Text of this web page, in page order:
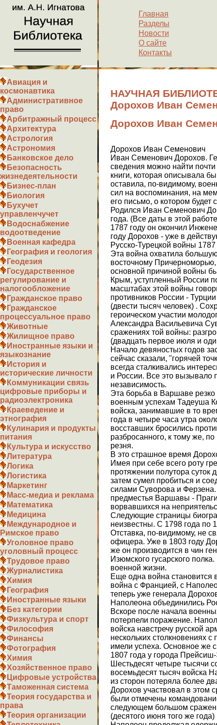
Главная
Разделы
Новости
О сайте
Контакты
Авиация и
космонавтика
Административное
право
Арбитражный процесс
Архитектура
Астрология
Астрономия
Банковское дело
Безопасность
жизнедеятельности
Бизнес-план
Биология
Бухучет
управленчучет
Водоснабжение
водоотведение
Военная кафедра
География и геология
Геодезия
Государственное
регулирование и
налогообложение
Гражданское право
Гражданское
процессуальное право
Животные
Жилищное право
Иностранные языки и
языкознание
История и
исторические личности
Коммуникации связь
цифровые приборы и
радиоэлектроника
Краеведение и
этнография
Кулинария и продукты
питания
Культура и искусство
Литература
Логика
Логистика
Маркетинг
Масс-медиа и реклама
Математика
Медицина
Международное и
Римское право
Уголовное право
уголовный процесс
Трудовое право
Журналистика
Химия
География
Иностранные языки
Без категории
Физкультура и спорт
Философия
Финансы
Фотография
Химия
Хозяйственное право
Цифровые устройства
Таможенная система
Теория государства и
права
Теория организации
НАУЧНАЯ
Доpохов Иван
Доpохов Иван
Доpохов Иван Семенович
Иван Семенович Дорохов.
сведения можно найти
книги, которая описывала
оставила, по-видимому,
сил на воспоминания, на
его письмо, о котором будет
Родился Иван Семенович
года. (Все даты в этой
1787 году он окончил
году Дорохов - уже в
Русско-Турецкой войны 1787
Эта война охватила
восточному
основной причиной войны
Крым, уступленный России
масштабах этой войны
противников России -
(двести тысяч человек) .
героическом участии
Александра Васильевича
сражениях той войны:
(двадцать первое июля и
Начало девяностых годов
сейчас сказали, "горячей
всегда сталкивались
и России. Все это вызывало
независимость.
Эта борьба в Варшаве резко
военным успехам Тадеуша
войска, занимавшие в то
года в четыре часа утра
восставших бросились
разбросанного, к тому же,
резня.
В это страшное время
Имея при себе всего роту
протяжении полутора
затем сумел пробиться и
силами Суворова и
предместья Варшавы -
ворвавшихся на
Следующие страницы
неизвестны. С 1798 года по
Отставка, по-видимому, не
офицера. Уже в 1803 году
же он производится в чин
Изюмского гусарского
военной жизни.
Еще одна война становится
война с Францией, с
теперь уже генерала
Наполеона объединились
Вскоре после начала
потерпели поражение.
войска навстречу русской
нескольких столкновениях
имели успеха. Основное же
1807 года у города
Шестьдесят четыре тысячи
восемьдесят тысяч войска
из сторон потеряла более
Дорохов участвовал в этом
были отмечены
следующем большом
(десятого июня того же